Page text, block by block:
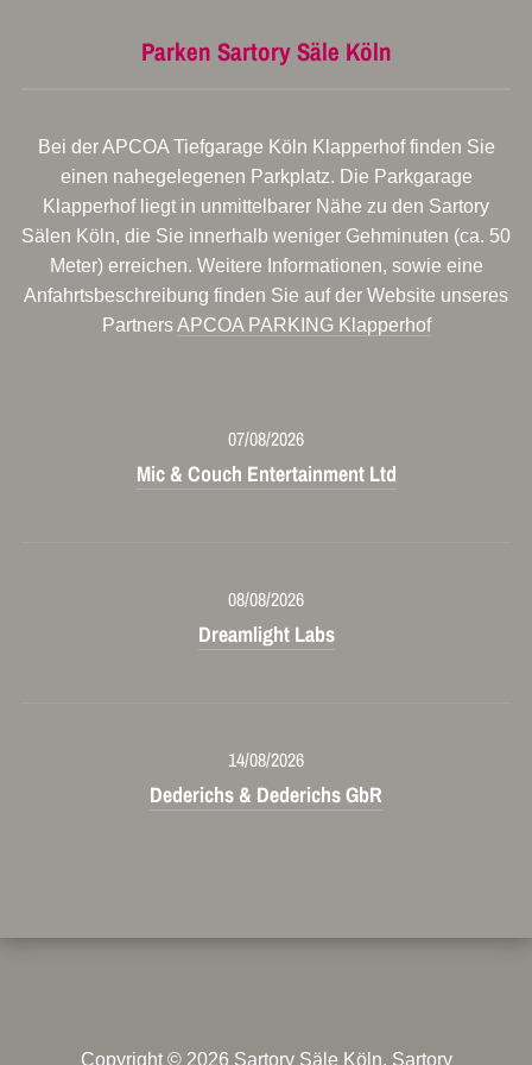
Parken Sartory Säle Köln
Bei der APCOA Tiefgarage Köln Klapperhof finden Sie
einen nahegelegenen Parkplatz. Die Parkgarage
Klapperhof liegt in unmittelbarer Nähe zu den Sartory
Sälen Köln, die Sie innerhalb weniger Gehminuten (ca. 50
Meter) erreichen. Weitere Informationen, sowie eine
Anfahrtsbeschreibung finden Sie auf der Website unseres
PartnersAPCOA PARKING Klapperhof
07/08/2026
Mic & Couch Entertainment Ltd
08/08/2026
Dreamlight Labs
14/08/2026
Dederichs & Dederichs GbR
Copyright © 2026 Sartory Säle Köln. Sartory